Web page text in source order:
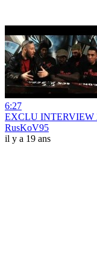
6:27
EXCLU INTERVIEW
RusKoV95
il y a 19 ans